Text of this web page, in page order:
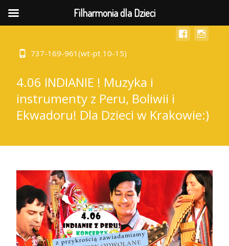
737-169-961(wt-pt 10-15)
4.06 INDIANIE ! Muzyka i
instrumenty z Peru, Boliwii i
Ekwadoru! Dla Dzieci w Krakowie:)
Filharmonia dla Dzieci